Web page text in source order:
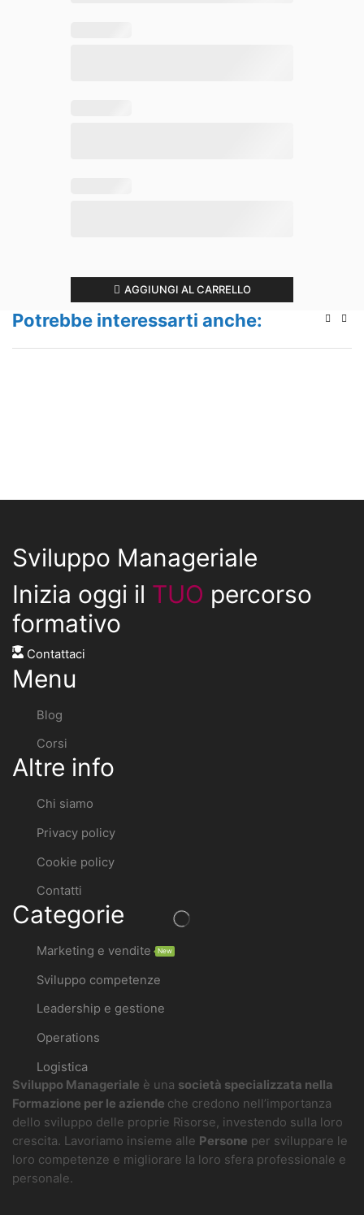
AGGIUNGI AL CARRELLO
Potrebbe interessarti anche:
Sviluppo Manageriale
Inizia oggi il TUO percorso
formativo
Contattaci
Menu
Blog
Corsi
Altre info
Chi siamo
Privacy policy
Cookie policy
Contatti
Categorie
Marketing e vendite New
Sviluppo competenze
Leadership e gestione
Operations
Logistica
Sviluppo Manageriale è una società specializzata nella
Formazione per le aziende che credono nell’importanza
dello sviluppo delle proprie Risorse, investendo sulla loro
crescita. Lavoriamo insieme alle Persone per sviluppare le
loro competenze e migliorare la loro sfera professionale e
personale.